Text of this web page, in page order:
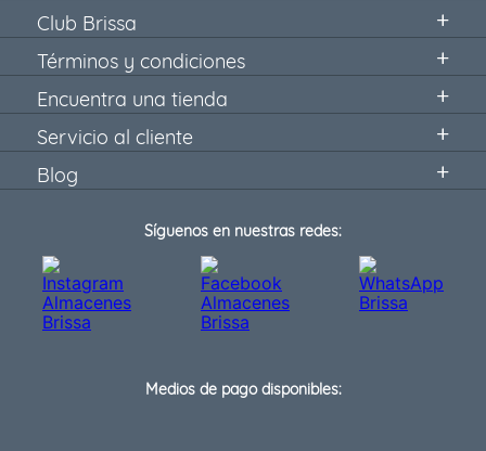
Club Brissa
Términos y condiciones
Encuentra una tienda
Servicio al cliente
Blog
Síguenos en nuestras redes:
Medios de pago disponibles: